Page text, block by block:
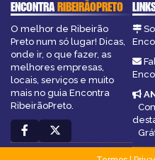
ENCONTRARIBEIRÃOPRETO
O melhor de Ribeirão
Preto num só lugar! Dicas,
onde ir, o que fazer, as
melhores empresas,
locais, serviços e muito
mais no guia Encontra
RibeirãoPreto.